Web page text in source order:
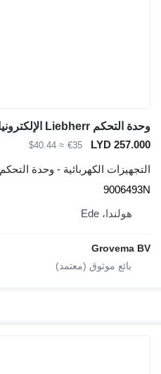
LYD 257.000
€35
≈ $40.44
التجهيزات الكهربائية - وحدة التحكم
9006493N
هولندا، Ede
Grovema BV